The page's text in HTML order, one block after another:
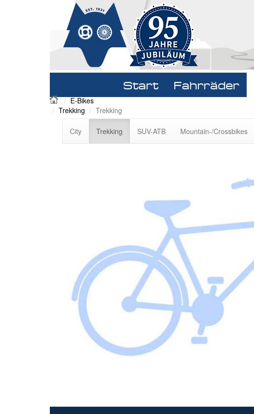
Navigation
überspringen
Start Fahrräder
E-Bikes
Trekking
Trekking
überspringen
City Trekking SUV-ATB Mountain-/Crossbikes